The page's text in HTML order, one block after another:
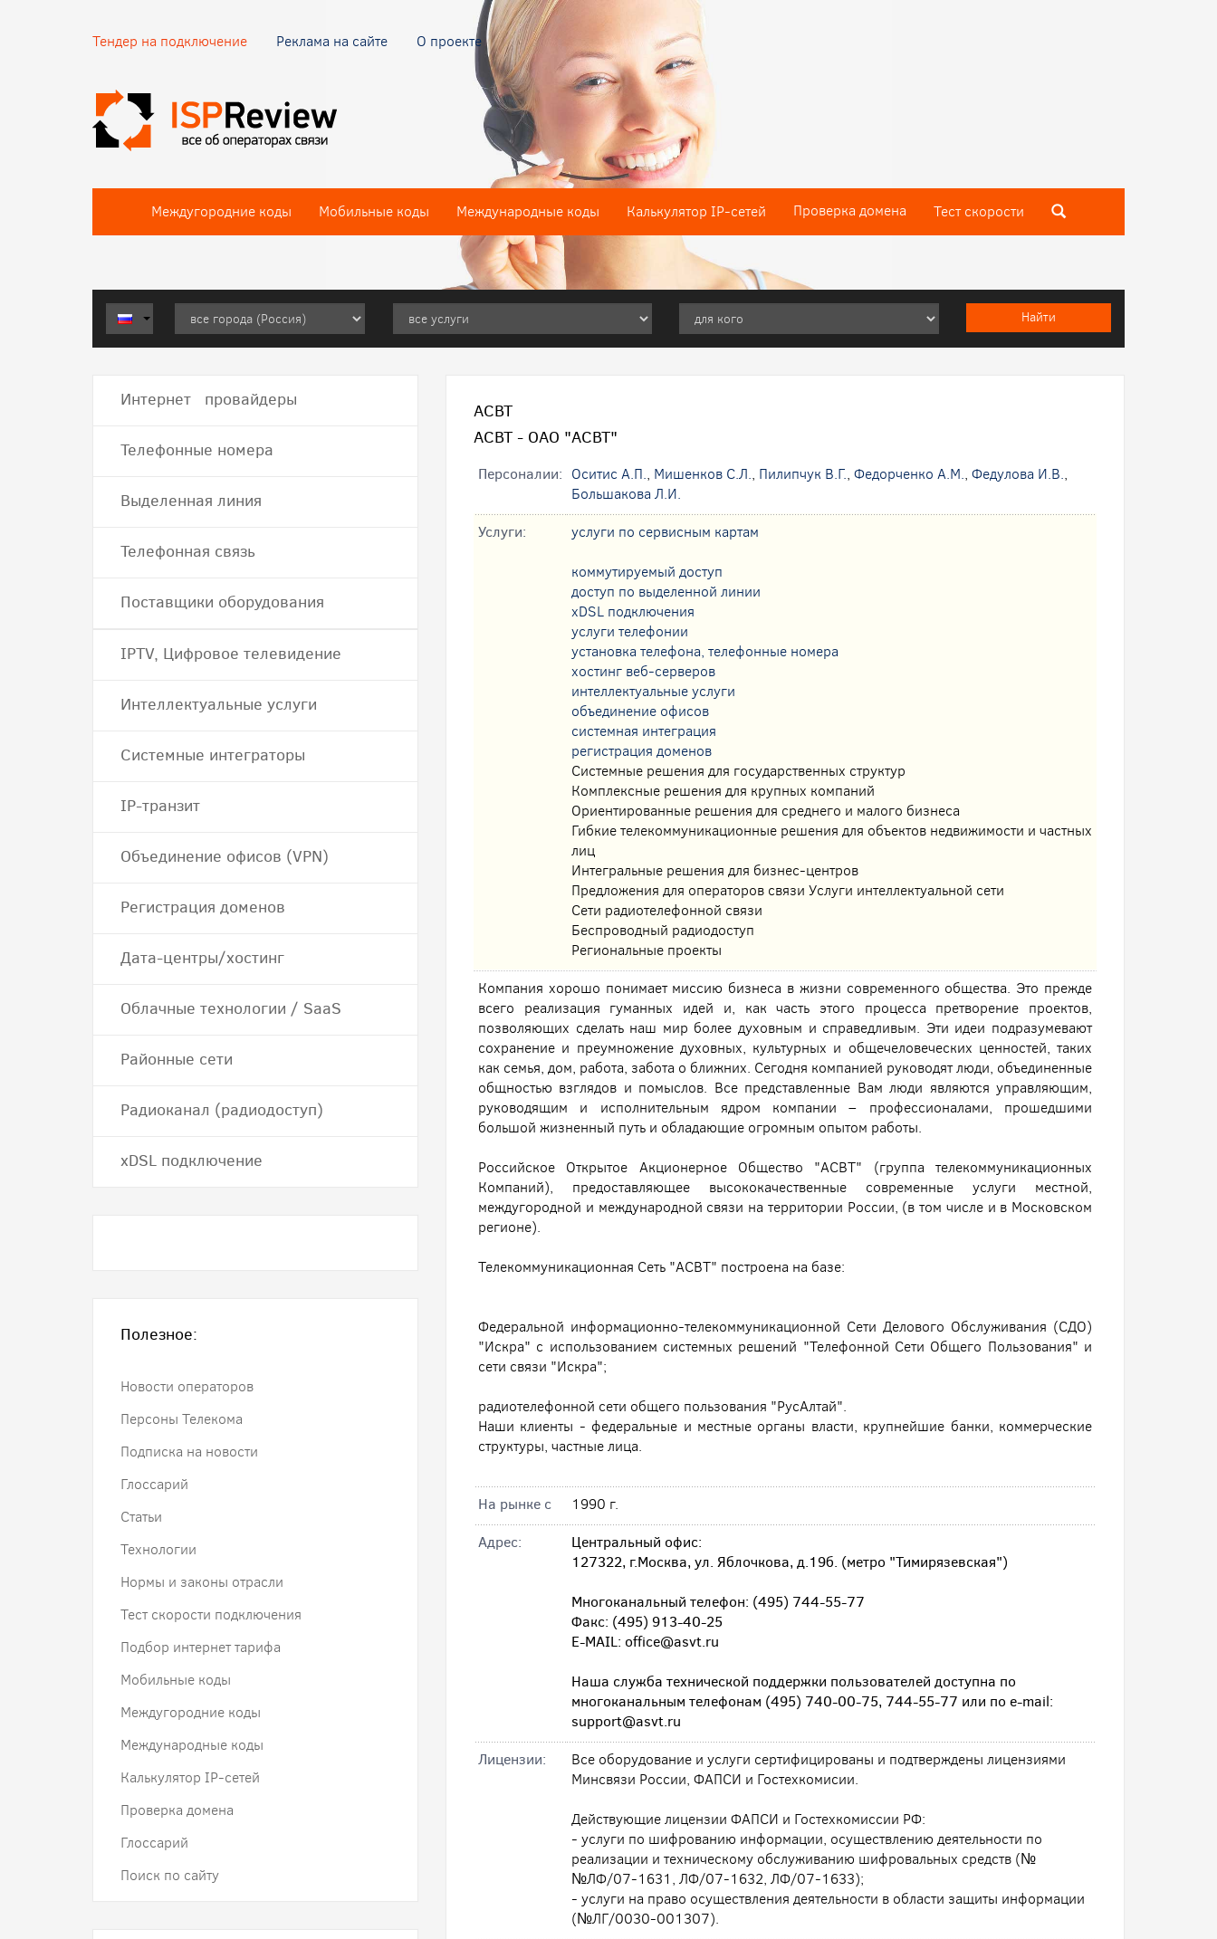
Тендер на подключение Реклама на сайте О проекте
Междугородние коды Мобильные коды Международные коды Калькулятор IP-сетей Проверка домена Тест скороcти
АСВТ
АСВТ - ОАО "АСВТ"
Персоналии: Оситис А.П., Мишенков С.Л., Пилипчук В.Г., Федорченко А.М., Федулова И.В.,
Большакова Л.И.
Услуги:
услуги по сервисным картам
коммутируемый доступ
доступ по выделенной линии
xDSL подключения
услуги телефонии
установка телефона, телефонные номера
хостинг веб-серверов
интеллектуальные услуги
oбъединение офисов
системная интеграция
регистрация доменов
Системные решения для государственных структур
Комплексные решения для крупных компаний
Ориентированные решения для среднего и малого бизнеса
Гибкие телекоммуникационные решения для объектов недвижимости и частных
лиц
Интегральные решения для бизнес-центров
Предложения для операторов связи Услуги интеллектуальной сети
Сети радиотелефонной связи
Беспроводный радиодоступ
Региональные проекты
Компания хорошо понимает миссию бизнеса в жизни современного общества. Это прежде
всего реализация гуманных идей и, как часть этого процесса претворение проектов,
позволяющих сделать наш мир более духовным и справедливым. Эти идеи подразумевают
сохранение и преумножение духовных, культурных и общечеловеческих ценностей, таких
как семья, дом, работа, забота о ближних. Сегодня компанией руководят люди, объединенные
общностью взглядов и помыслов. Все представленные Вам люди являются управляющим,
руководящим и исполнительным ядром компании – профессионалами, прошедшими
большой жизненный путь и обладающие огромным опытом работы.
Российское Открытое Акционерное Общество "АСВТ" (группа телекоммуникационных
Компаний), предоставляющее высококачественные современные услуги местной,
междугородной и международной связи на территории России, (в том числе и в Московском
регионе).
Телекоммуникационная Сеть "АСВТ" построена на базе:
Федеральной информационно-телекоммуникационной Сети Делового Обслуживания (СДО)
"Искра" с использованием системных решений "Телефонной Сети Общего Пользования" и
сети связи "Искра";
радиотелефонной сети общего пользования "РусАлтай".
Наши клиенты - федеральные и местные органы власти, крупнейшие банки, коммерческие
структуры, частные лица.
На рынке с
1990 г.
Адрес:
Центральный офис:
127322, г.Москва, ул. Яблочкова, д.19б. (метро "Тимирязевская")
Многоканальный телефон: (495) 744-55-77
Факс: (495) 913-40-25
E-MAIL: office@asvt.ru
Наша служба технической поддержки пользователей доступна по
многоканальным телефонам (495) 740-00-75, 744-55-77 или по e-mail:
support@asvt.ru
Лицензии:
Все оборудование и услуги сертифицированы и подтверждены лицензиями
Минсвязи России, ФАПСИ и Гостехкомисии.
Действующие лицензии ФАПСИ и Гостехкомиссии РФ:
- услуги по шифрованию информации, осуществлению деятельности по
реализации и техническому обслуживанию шифровальных средств (№
№ЛФ/07-1631, ЛФ/07-1632, ЛФ/07-1633);
- услуги на право осуществления деятельности в области защиты информации
(№ЛГ/0030-001307).
Интернет провайдеры
Телефонные номера
Выделенная линия
Телефонная связь
Поставщики оборудования
IPTV, Цифровое телевидение
Интеллектуальные услуги
Системные интеграторы
IP-транзит
Объединение офисов (VPN)
Регистрация доменов
Дата-центры/хостинг
Облачные технологии / SaaS
Районные сети
Радиоканал (радиодоступ)
хDSL подключение
Полезное:
Новости операторов
Персоны Телекома
Подписка на новости
Глоссарий
Статьи
Технологии
Нормы и законы отрасли
Тест скорости подключения
Подбор интернет тарифа
Мобильные коды
Междугородние коды
Международные коды
Калькулятор IP-сетей
Проверка домена
Глоссарий
Поиск по сайту